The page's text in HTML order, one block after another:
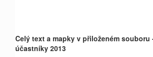
Celý text a mapky v přiloženém souboru
účastníky 2013